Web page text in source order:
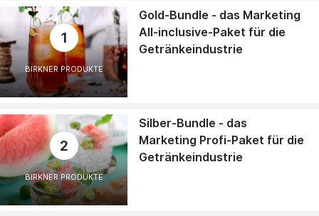
1
BIRKNER PRODUKTE
Gold-Bundle - das Marketing
All-inclusive-Paket für die
Getränkeindustrie
2
BIRKNER PRODUKTE
Silber-Bundle - das
Marketing Profi-Paket für die
Getränkeindustrie